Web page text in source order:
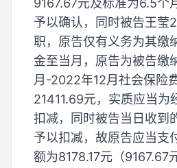
9167.67元及标准为6.5个
予以确认，同时被告王莹
职，原告仅有义务为其缴
金至当月，原告为被告缴
月-2022年12月社会保险
21411.69元，实质应当为
扣减，同时被告当日收到
予以扣减，故原告应当支
额为8178.17元（9167.67